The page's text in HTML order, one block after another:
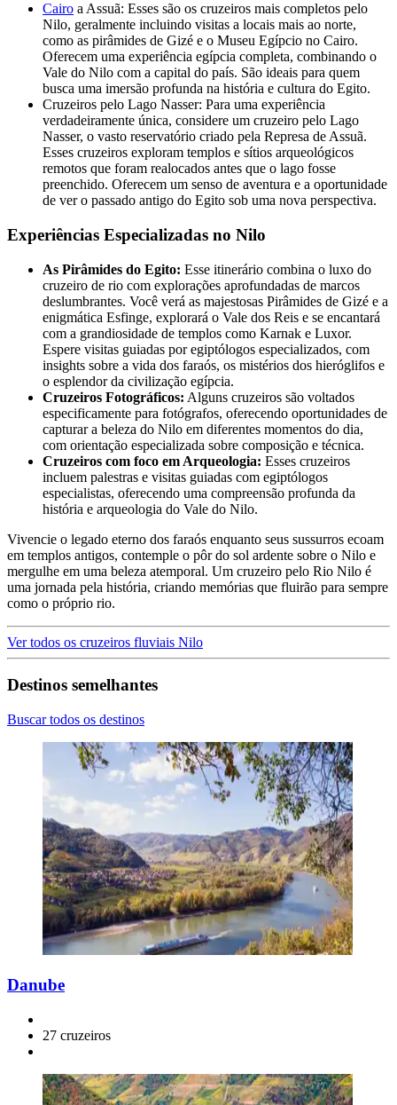
Cairo a Assuã: Esses são os cruzeiros mais completos pelo
Nilo, geralmente incluindo visitas a locais mais ao norte,
como as pirâmides de Gizé e o Museu Egípcio no Cairo.
Oferecem uma experiência egípcia completa, combinando o
Vale do Nilo com a capital do país. São ideais para quem
busca uma imersão profunda na história e cultura do Egito.
Cruzeiros pelo Lago Nasser: Para uma experiência
verdadeiramente única, considere um cruzeiro pelo Lago
Nasser, o vasto reservatório criado pela Represa de Assuã.
Esses cruzeiros exploram templos e sítios arqueológicos
remotos que foram realocados antes que o lago fosse
preenchido. Oferecem um senso de aventura e a oportunidade
de ver o passado antigo do Egito sob uma nova perspectiva.
Experiências Especializadas no Nilo
As Pirâmides do Egito: Esse itinerário combina o luxo do
cruzeiro de rio com explorações aprofundadas de marcos
deslumbrantes. Você verá as majestosas Pirâmides de Gizé e a
enigmática Esfinge, explorará o Vale dos Reis e se encantará
com a grandiosidade de templos como Karnak e Luxor.
Espere visitas guiadas por egiptólogos especializados, com
insights sobre a vida dos faraós, os mistérios dos hieróglifos e
o esplendor da civilização egípcia.
Cruzeiros Fotográficos: Alguns cruzeiros são voltados
especificamente para fotógrafos, oferecendo oportunidades de
capturar a beleza do Nilo em diferentes momentos do dia,
com orientação especializada sobre composição e técnica.
Cruzeiros com foco em Arqueologia: Esses cruzeiros
incluem palestras e visitas guiadas com egiptólogos
especialistas, oferecendo uma compreensão profunda da
história e arqueologia do Vale do Nilo.
Vivencie o legado eterno dos faraós enquanto seus sussurros ecoam
em templos antigos, contemple o pôr do sol ardente sobre o Nilo e
mergulhe em uma beleza atemporal. Um cruzeiro pelo Rio Nilo é
uma jornada pela história, criando memórias que fluirão para sempre
como o próprio rio.
Ver todos os cruzeiros fluviais Nilo
Destinos semelhantes
Buscar todos os destinos
Danube
27 cruzeiros